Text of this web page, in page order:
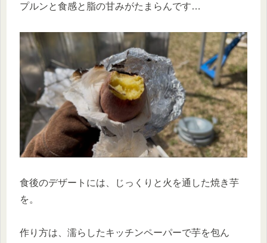
プルンと食感と脂の甘みがたまらんです…
食後のデザートには、じっくりと火を通した焼き芋
を。
作り方は、濡らしたキッチンペーパーで芋を包ん